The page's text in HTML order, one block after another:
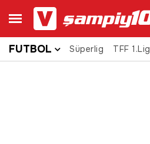
FUTBOL Süperlig TFF 1.Lig